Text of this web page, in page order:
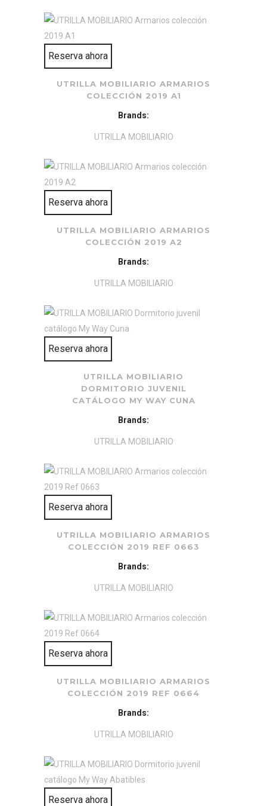
Reserva ahora
UTRILLA MOBILIARIO ARMARIOS
COLECCIÓN 2019 A1
Brands:
UTRILLA MOBILIARIO
Reserva ahora
UTRILLA MOBILIARIO ARMARIOS
COLECCIÓN 2019 A2
Brands:
UTRILLA MOBILIARIO
Reserva ahora
UTRILLA MOBILIARIO
DORMITORIO JUVENIL
CATÁLOGO MY WAY CUNA
Brands:
UTRILLA MOBILIARIO
Reserva ahora
UTRILLA MOBILIARIO ARMARIOS
COLECCIÓN 2019 REF 0663
Brands:
UTRILLA MOBILIARIO
Reserva ahora
UTRILLA MOBILIARIO ARMARIOS
COLECCIÓN 2019 REF 0664
Brands:
UTRILLA MOBILIARIO
Reserva ahora